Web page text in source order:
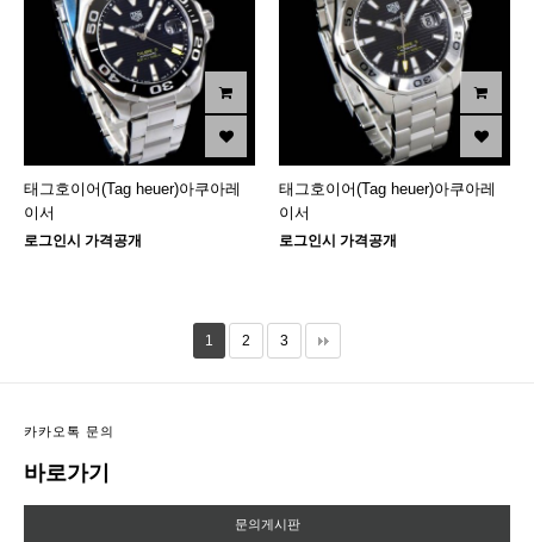
태그호이어(Tag heuer)아쿠아레
이서
로그인시 가격공개
태그호이어(Tag heuer)아쿠아레
이서
로그인시 가격공개
1 2 3
카카오톡 문의
바로가기
문의게시판